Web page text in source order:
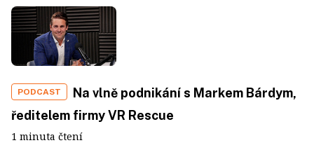
PODCAST
Na vlně podnikání s Markem Bárdym,
ředitelem firmy VR Rescue
1 minuta čtení